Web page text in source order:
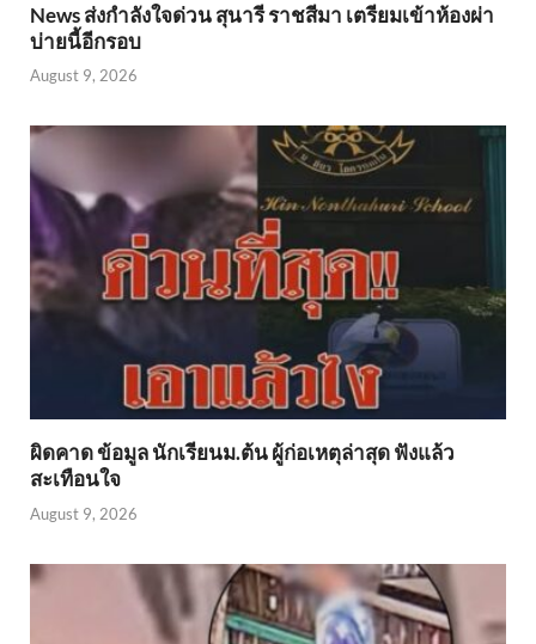
News ส่งกำลังใจด่วน สุนารี ราชสีมา เตรียมเข้าห้องผ่า
บ่ายนี้อีกรอบ
August 9, 2026
ผิดคาด ข้อมูล นักเรียนม.ต้น ผู้ก่อเหตุล่าสุด ฟังแล้ว
สะเทือนใจ
August 9, 2026